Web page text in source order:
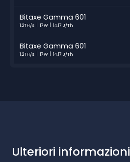
Bitaxe Gamma 601
1.2TH/s 17W 14.17 J/Th
Bitaxe Gamma 601
1.2TH/s 17W 14.17 J/Th
Ulteriori informazioni